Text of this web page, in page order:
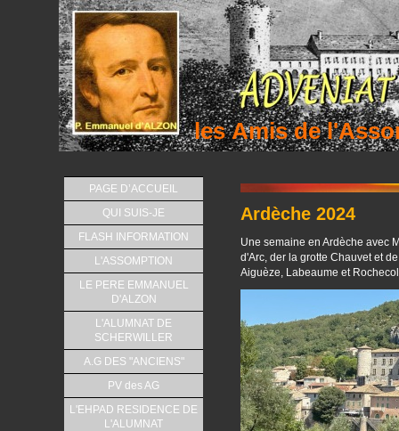
les Amis de
PAGE D’ACCUEIL
QUI SUIS-JE
FLASH INFORMATION
L'ASSOMPTION
LE PERE EMMANUEL
D'ALZON
L'ALUMNAT DE
SCHERWILLER
A.G DES "ANCIENS"
PV des AG
L'EHPAD RESIDENCE DE
L'ALUMNAT
Ardèche 2024
Une semaine en Ardèche avec
d'Arc, der la grotte Chauvet et
Aiguèze, Labeaume et